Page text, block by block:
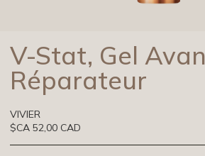
V-Stat, Gel
Réparateur
VIVIER
$CA 52,00 CAD